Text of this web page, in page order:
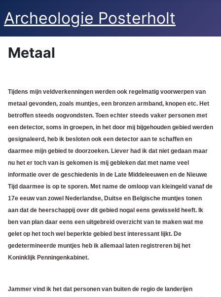
Archeologie Posterholt
Metaal
Tijdens mijn veldverkenningen werden ook regelmatig voorwerpen van
metaal gevonden, zoals muntjes, een bronzen armband, knopen etc. Het
betroffen steeds oogvondsten. Toen echter steeds vaker personen met
een detector, soms in groepen, in het door mij bijgehouden gebied werden
gesignaleerd, heb ik besloten ook een detector aan te schaffen en
daarmee mijn gebied te doorzoeken. Liever had ik dat niet gedaan maar
nu het er toch van is gekomen is mij gebleken dat met name veel
informatie over de geschiedenis in de Late Middeleeuwen en de Nieuwe
Tijd daarmee is op te sporen. Met name de omloop van kleingeld vanaf de
17e eeuw van zowel Nederlandse, Duitse en Belgische muntjes tonen
aan dat de heerschappij over dit gebied nogal eens gewisseld heeft. Ik
ben van plan daar eens een uitgebreid overzicht van te maken wat me
gelet op het toch wel beperkte gebied best interessant lijkt. De
gedetermineerde muntjes heb ik allemaal laten registreren bij het
Koninklijk Penningenkabinet.
Jammer vind ik het dat personen van buiten de regio de landerijen